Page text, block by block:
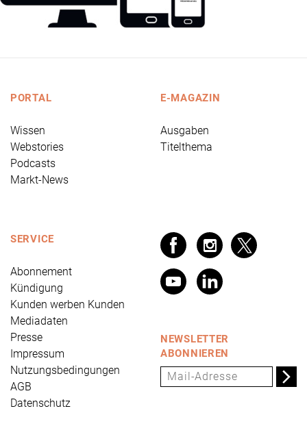
PORTAL
Wissen
Webstories
Podcasts
Markt-News
E-MAGAZIN
Ausgaben
Titelthema
SERVICE
Abonnement
Kündigung
Kunden werben Kunden
Mediadaten
Presse
Impressum
Nutzungsbedingungen
AGB
Datenschutz
NEWSLETTER
ABONNIEREN